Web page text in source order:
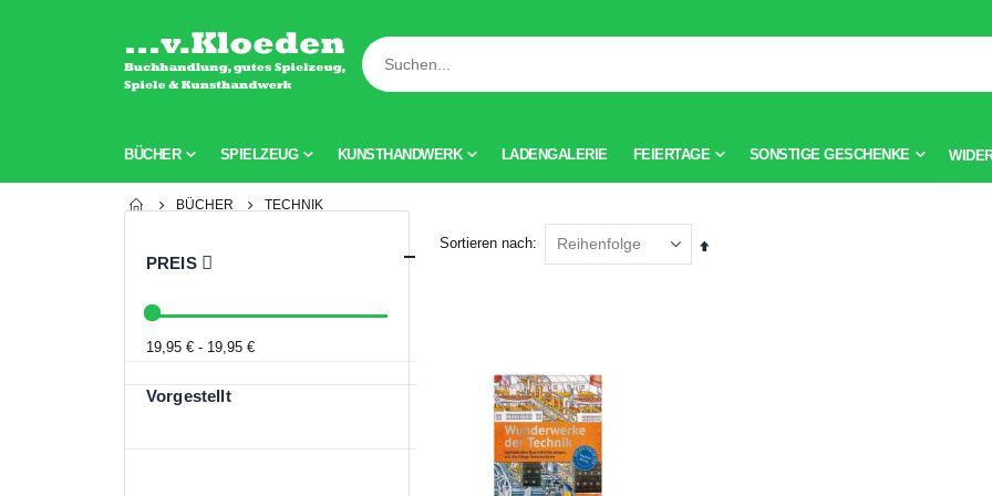
BÜCHER SPIELZEUG KUNSTHANDWERK LADENGALERIE FEIERTAGE SONSTIGE GESCHENKE
BÜCHER TECHNIK
Sortieren nach
Absteigend
PREIS
19,95 € - 19,95 €
Vorgestellt